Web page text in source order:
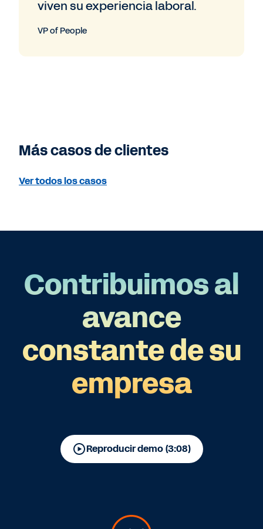
viven su experiencia laboral.
VP of People
Más casos de clientes
Ver todos los casos
Contribuimos al
avance
constante de su
empresa
Reproducir demo (3:08)